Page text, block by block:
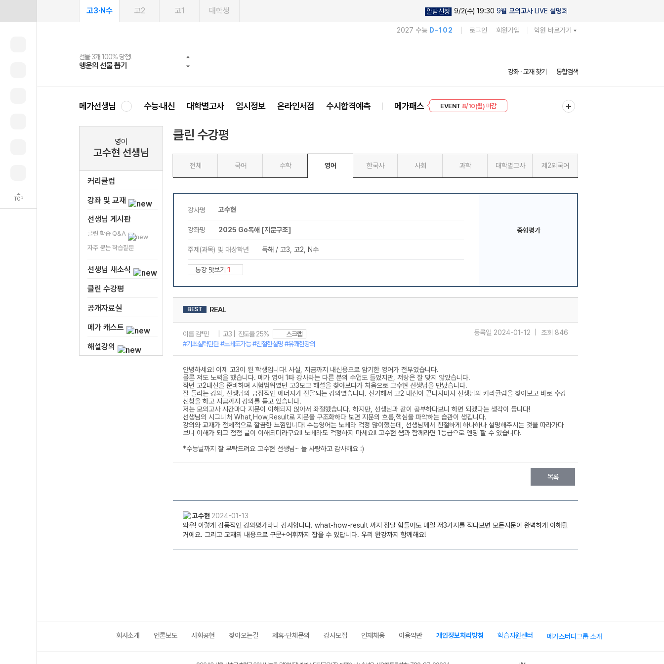
TOP
고3·N수 고2 고1 대학생 알람신청 9/2(수) 19:30 9월 모의고사 LIVE 설명회
2027 수능 D-102 로그인 회원가입 학원 바로가기
메가스터디
선물 3개 100% 당첨!
행운의 선물 뽑기
선물 100% 증정!
메가스터디 X 올리브
여름방학 스터디 캐시백
메가런 썸머스쿨
2027 러셀 단과
강사 공개선발
스마트러닝앱
설문 EVENT
메가패스
3일 무료 체험권
메가패스 수강생 무료혜택!
메가클럽 멤버십
사회공헌 캠페인
희망이룸 메가나눔
강좌 · 교재 찾기 통합검색
메가선생님 수능·내신 대학별고사 입시정보 온라인서점 수시합격예측 메가패스
EVENT 8/10(월) 마감
영어
고수현 선생님
커리큘럼
강좌 및 교재
선생님 게시판
클린 학습 Q&A
자주 묻는 학습질문
선생님 새소식
클린 수강평
공개자료실
메가 캐스트
해설강의
클린 수강평
전체 국어 수학 영어 한국사 사회 과학 대학별고사 제2외국어
회사소개 언론보도 사회공헌 찾아오는길 제휴·단체문의 강사모집 인재채용 이용약관 개인정보처리방침 학습지원센터 메가스터디그룹 소개